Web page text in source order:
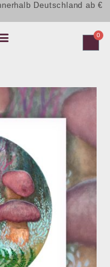
Deutschland ab €
0